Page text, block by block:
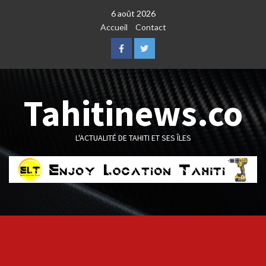
6 août 2026
Accueil
Contact
FacebookTwitter
Tahitinews.co
L'ACTUALITÉ DE TAHITI ET SES ÎLES